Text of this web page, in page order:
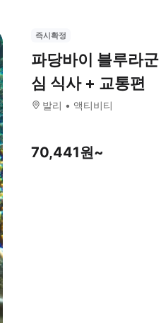
즉시확정
파당바이 블루라
심 식사 + 교통편
발리 액티비티
70,441원~